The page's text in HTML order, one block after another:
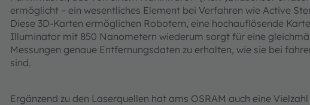
ermöglicht – ein wesentliches Element bei Verfahren wie Active
Diese 3D-Karten ermöglichen Robotern, eine hochauflösende
Illuminator mit 850 Nanometern wiederum sorgt für eine
Messungen genaue Entfernungsdaten zu erhalten, wie sie bei
sind.
Ergänzend zu den Laserquellen hat ams OSRAM auch eine